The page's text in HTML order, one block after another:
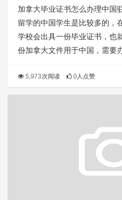
馆认证
加拿大毕业证书怎么办理中国
留学的中国学生是比较多的，
学校会出具一份毕业证书，也
份加拿大文件用于中国，需要
5,973次阅读 0人点赞